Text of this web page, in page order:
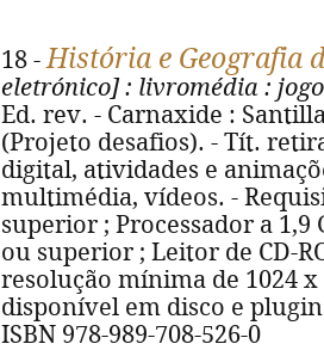
18 -História e Geografia
eletrónico]: livromédia :
Ed. rev. - Carnaxide :
(Projeto desafios). - Tít.
digital, atividades e
multimédia, vídeos. -
superior ; Processador a 1,9
ou superior ; Leitor de CD-
resolução mínima de 1024 x
disponível em disco e
ISBN 978-989-708-526-0